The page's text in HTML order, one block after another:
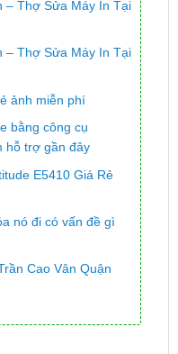
– Thợ Sửa Máy In Tại
– Thợ Sửa Máy In Tại
ảnh miễn phí
bằng công cụ
hỗ trợ gần đây
E5410 Giá Rẻ
nó đi có vấn đề gì
Cao Vân Quận